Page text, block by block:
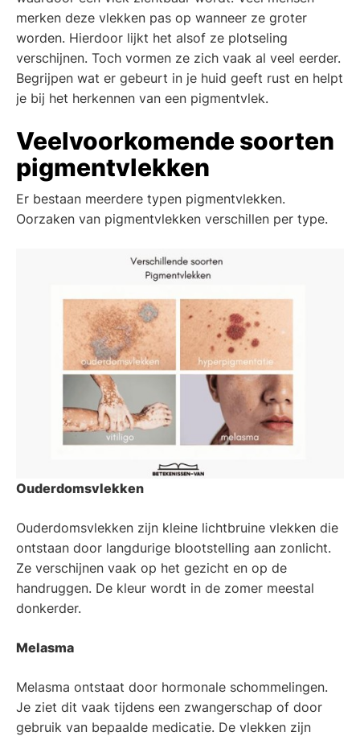
merken deze vlekken pas op wanneer ze groter
worden. Hierdoor lijkt het alsof ze plotseling
verschijnen. Toch vormen ze zich vaak al veel eerder.
Begrijpen wat er gebeurt in je huid geeft rust en helpt
je bij het herkennen van een pigmentvlek.
Veelvoorkomende soorten
pigmentvlekken
Er bestaan meerdere typen pigmentvlekken.
Oorzaken van pigmentvlekken verschillen per type.
Ouderdomsvlekken
Ouderdomsvlekken zijn kleine lichtbruine vlekken die
ontstaan door langdurige blootstelling aan zonlicht.
Ze verschijnen vaak op het gezicht en op de
handruggen. De kleur wordt in de zomer meestal
donkerder.
Melasma
Melasma ontstaat door hormonale schommelingen.
Je ziet dit vaak tijdens een zwangerschap of door
gebruik van bepaalde medicatie. De vlekken zijn